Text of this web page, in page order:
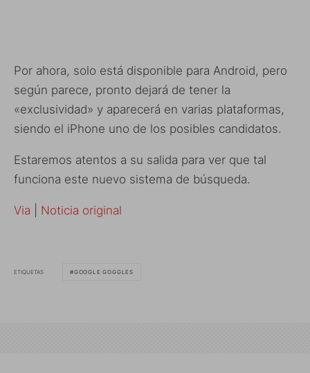
Por ahora, solo está disponible para Android, pero
según parece, pronto dejará de tener la
«exclusividad» y aparecerá en varias plataformas,
siendo el iPhone uno de los posibles candidatos.
Estaremos atentos a su salida para ver que tal
funciona este nuevo sistema de búsqueda.
Via Noticia original
ETIQUETAS GOOGLE GOGGLES